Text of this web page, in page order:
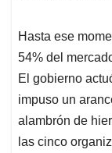
Hasta ese
54% del
El gobierno
impuso un
alambrón de
las cinco